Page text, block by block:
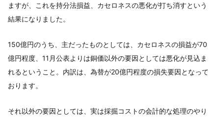
ますが、これを持分法損益、カセロネスの悪化が打ち消すという
結果になりました。
150億円のうち、主だったものとしては、カセロネスの損益が70
億円程度、11月公表よりは銅価以外の要因としては悪化が見込ま
れるということ。内訳は、為替が20億円程度の損失要因となって
おります。
それ以外の要因としては、実は採掘コストの会計的な処理のやり